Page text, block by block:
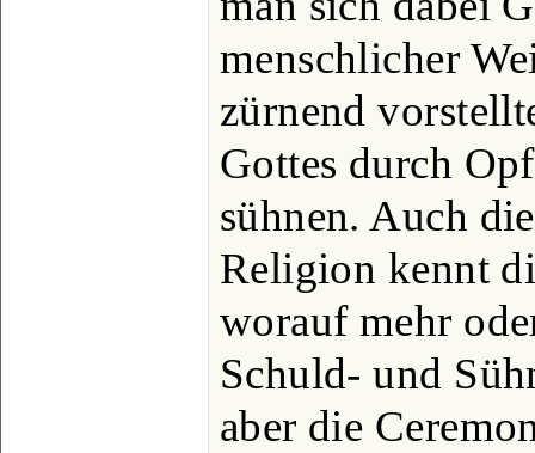
menschlicher
zürnend
Gottes durch
sühnen. Auch
Religion kennt
worauf mehr
Schuld- und
aber die